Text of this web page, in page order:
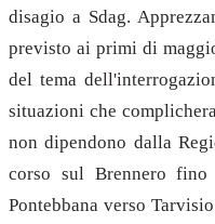
disagio a Sdag.
previsto ai primi di
del tema
situazioni che
non dipendono dalla
corso sul Brennero
Pontebbana verso